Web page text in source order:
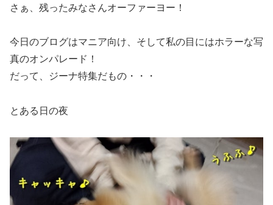
さぁ、残ったみなさんオーファーヨー！
今日のブログはマニア向け、そして私の目にはホラーな写
真のオンパレード！
だって、ジーナ特集だもの・・・
とある日の夜